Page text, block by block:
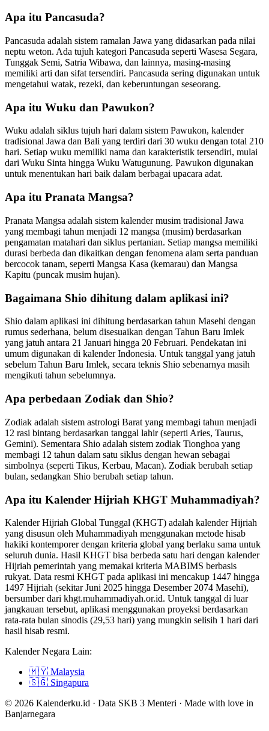
Apa itu Pancasuda?
Pancasuda adalah sistem ramalan Jawa yang didasarkan pada nilai
neptu weton. Ada tujuh kategori Pancasuda seperti Wasesa Segara,
Tunggak Semi, Satria Wibawa, dan lainnya, masing-masing
memiliki arti dan sifat tersendiri. Pancasuda sering digunakan untuk
mengetahui watak, rezeki, dan keberuntungan seseorang.
Apa itu Wuku dan Pawukon?
Wuku adalah siklus tujuh hari dalam sistem Pawukon, kalender
tradisional Jawa dan Bali yang terdiri dari 30 wuku dengan total 210
hari. Setiap wuku memiliki nama dan karakteristik tersendiri, mulai
dari Wuku Sinta hingga Wuku Watugunung. Pawukon digunakan
untuk menentukan hari baik dalam berbagai upacara adat.
Apa itu Pranata Mangsa?
Pranata Mangsa adalah sistem kalender musim tradisional Jawa
yang membagi tahun menjadi 12 mangsa (musim) berdasarkan
pengamatan matahari dan siklus pertanian. Setiap mangsa memiliki
durasi berbeda dan dikaitkan dengan fenomena alam serta panduan
bercocok tanam, seperti Mangsa Kasa (kemarau) dan Mangsa
Kapitu (puncak musim hujan).
Bagaimana Shio dihitung dalam aplikasi ini?
Shio dalam aplikasi ini dihitung berdasarkan tahun Masehi dengan
rumus sederhana, belum disesuaikan dengan Tahun Baru Imlek
yang jatuh antara 21 Januari hingga 20 Februari. Pendekatan ini
umum digunakan di kalender Indonesia. Untuk tanggal yang jatuh
sebelum Tahun Baru Imlek, secara teknis Shio sebenarnya masih
mengikuti tahun sebelumnya.
Apa perbedaan Zodiak dan Shio?
Zodiak adalah sistem astrologi Barat yang membagi tahun menjadi
12 rasi bintang berdasarkan tanggal lahir (seperti Aries, Taurus,
Gemini). Sementara Shio adalah sistem zodiak Tionghoa yang
membagi 12 tahun dalam satu siklus dengan hewan sebagai
simbolnya (seperti Tikus, Kerbau, Macan). Zodiak berubah setiap
bulan, sedangkan Shio berubah setiap tahun.
Apa itu Kalender Hijriah KHGT Muhammadiyah?
Kalender Hijriah Global Tunggal (KHGT) adalah kalender Hijriah
yang disusun oleh Muhammadiyah menggunakan metode hisab
hakiki kontemporer dengan kriteria global yang berlaku sama untuk
seluruh dunia. Hasil KHGT bisa berbeda satu hari dengan kalender
Hijriah pemerintah yang memakai kriteria MABIMS berbasis
rukyat. Data resmi KHGT pada aplikasi ini mencakup 1447 hingga
1497 Hijriah (sekitar Juni 2025 hingga Desember 2074 Masehi),
bersumber dari khgt.muhammadiyah.or.id. Untuk tanggal di luar
jangkauan tersebut, aplikasi menggunakan proyeksi berdasarkan
rata-rata bulan sinodis (29,53 hari) yang mungkin selisih 1 hari dari
hasil hisab resmi.
Kalender Negara Lain:
🇲🇾 Malaysia
🇸🇬 Singapura
© 2026 Kalenderku.id · Data SKB 3 Menteri · Made with love in
Banjarnegara